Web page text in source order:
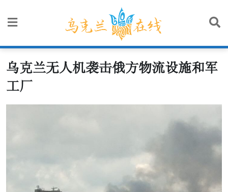
乌克兰无人机袭击俄方物流设施和军
工厂